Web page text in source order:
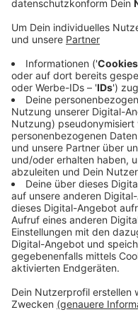
war bei der
Jahr schwer
werden die Schüler
in Würselen
Im Rat der Stadt
Donnerstag darum,
Patternhof eine
dem Gelände des
Drieschplatzes
Die Container
angemietet und mit
des Schulgebäudes
Veröffentlicht: